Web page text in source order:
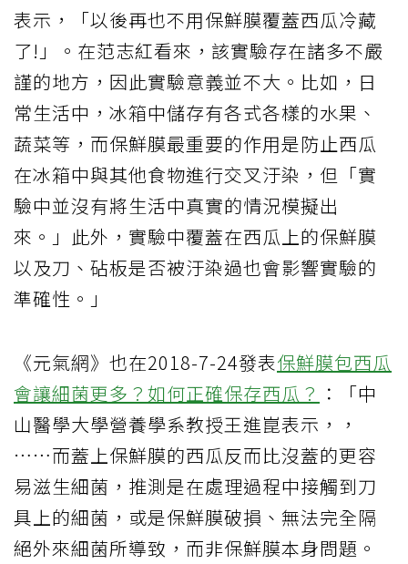
表示，「以後再也不用保鮮膜覆蓋西瓜冷藏
了!」。在范志紅看來，該實驗存在諸多不嚴
謹的地方，因此實驗意義並不大。比如，日
常生活中，冰箱中儲存有各式各樣的水果、
蔬菜等，而保鮮膜最重要的作用是防止西瓜
在冰箱中與其他食物進行交叉汙染，但「實
驗中並沒有將生活中真實的情況模擬出
來。」此外，實驗中覆蓋在西瓜上的保鮮膜
以及刀、砧板是否被汙染過也會影響實驗的
準確性。」
《元氣網》也在2018-7-24發表保鮮膜包西瓜
會讓細菌更多？如何正確保存西瓜？ ：「中
山醫學大學營養學系教授王進崑表示，，
……而蓋上保鮮膜的西瓜反而比沒蓋的更容
易滋生細菌，推測是在處理過程中接觸到刀
具上的細菌，或是保鮮膜破損、無法完全隔
絕外來細菌所導致，而非保鮮膜本身問題。